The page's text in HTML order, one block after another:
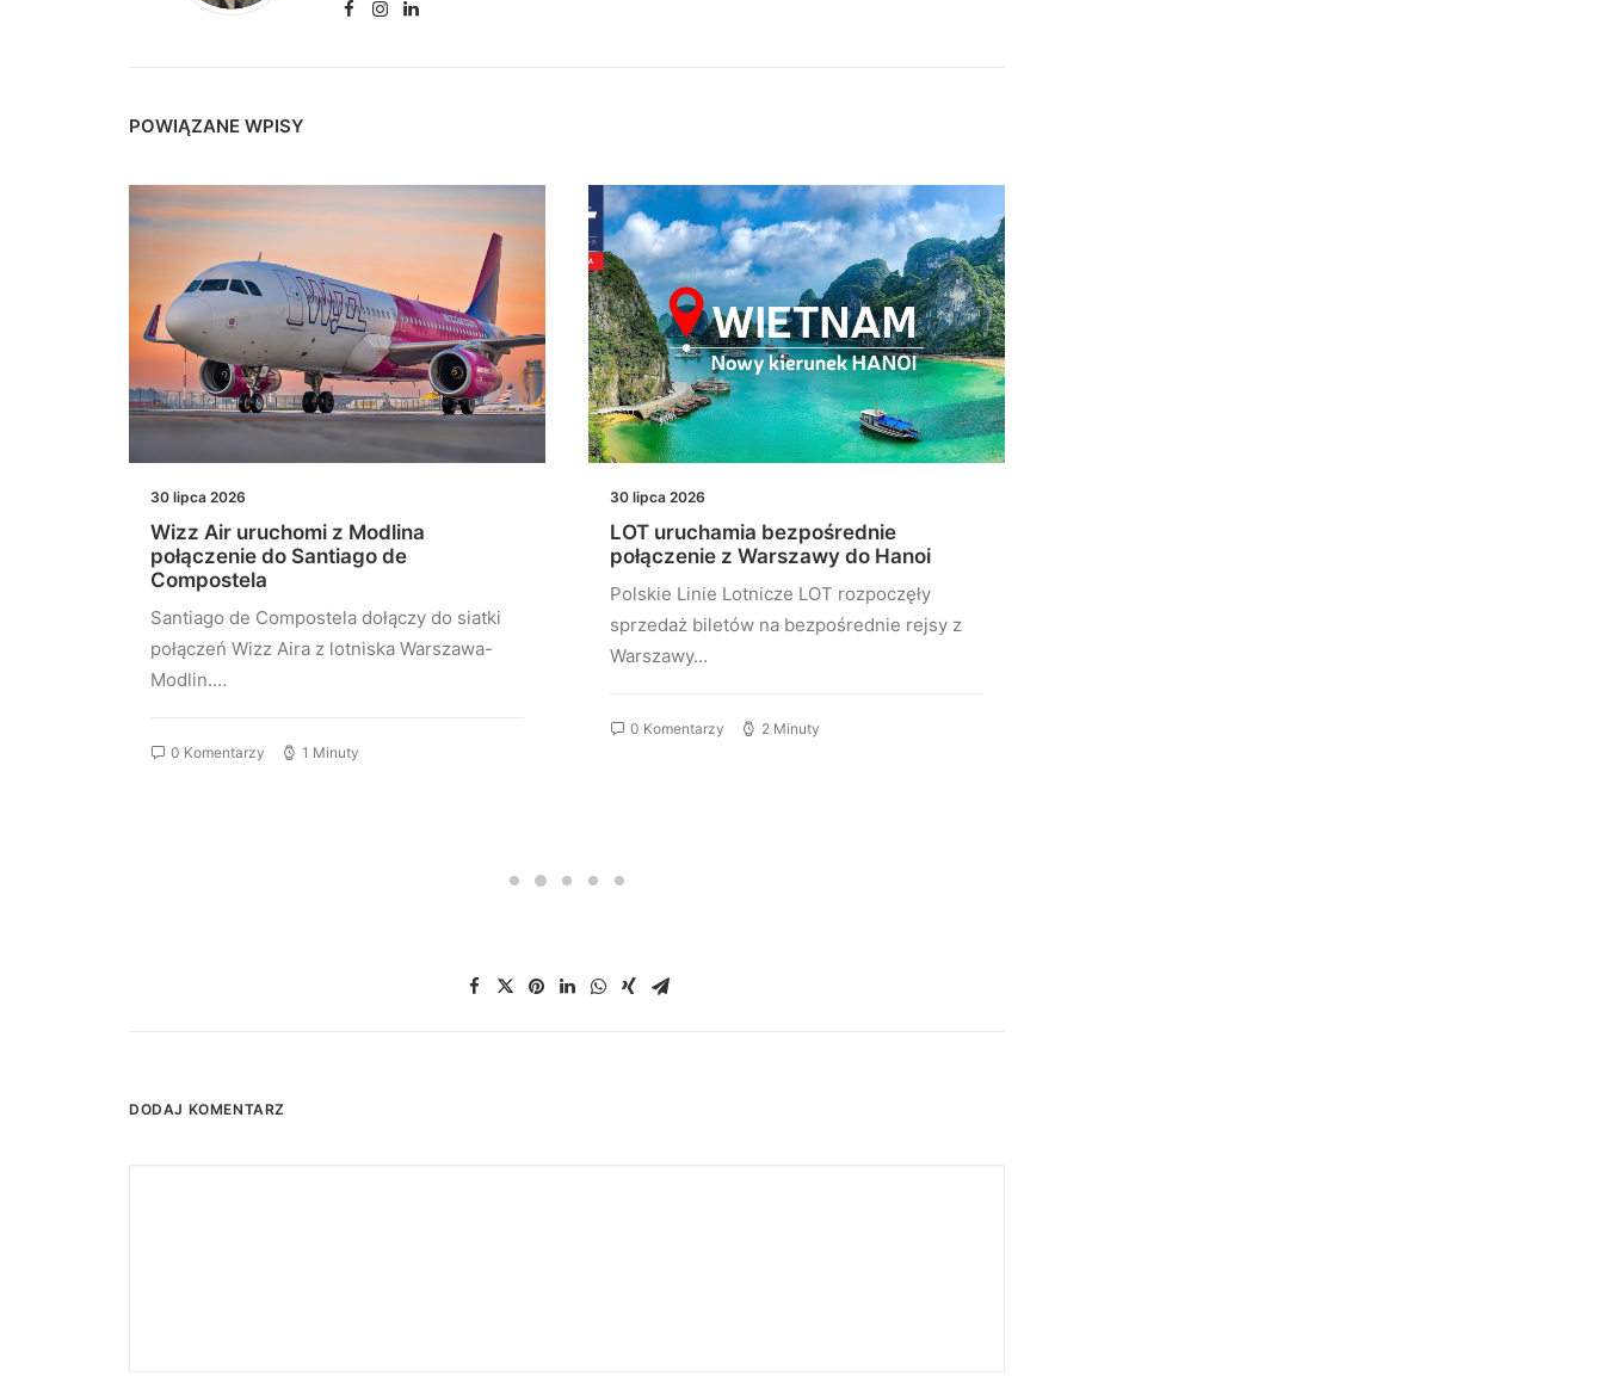
POWIĄZANE WPISY
30 lipca 2026
Wizz Air uruchomi z Modlina
połączenie do Santiago de
Compostela
Santiago de Compostela dołączy do siatki
połączeń Wizz Aira z lotniska Warszawa-
Modlin.…
0 Komentarzy 1 Minuty
30 lipca 2026
LOT uruchamia bezpośrednie
połączenie z Warszawy do Hanoi
Polskie Linie Lotnicze LOT rozpoczęły
sprzedaż biletów na bezpośrednie rejsy z
Warszawy…
0 Komentarzy 2 Minuty
DODAJ KOMENTARZ